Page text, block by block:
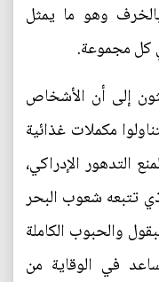
أصيب 325 منهم بالخرف وهو ما يمثل
إلى أن الأشخاص
مكملات غذائية
الإدراكي،
تتبعه شعوب البحر
والحبوب الكاملة
في الوقاية من